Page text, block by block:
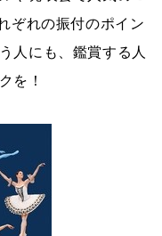
ぞれの振付のポイン
人にも、鑑賞する人
を！